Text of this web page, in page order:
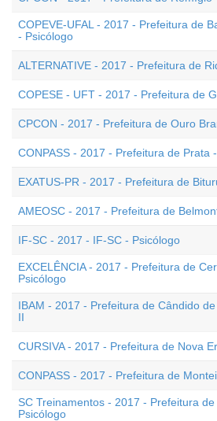
COPEVE-UFAL - 2017 - Prefeitura de
- Psicólogo
ALTERNATIVE - 2017 - Prefeitura de
COPESE - UFT - 2017 - Prefeitura de
CPCON - 2017 - Prefeitura de Ouro
CONPASS - 2017 - Prefeitura de Prata
EXATUS-PR - 2017 - Prefeitura de
AMEOSC - 2017 - Prefeitura de
IF-SC - 2017 - IF-SC - Psicólogo
EXCELÊNCIA - 2017 - Prefeitura de
Psicólogo
IBAM - 2017 - Prefeitura de Cândido
II
CURSIVA - 2017 - Prefeitura de Nova
CONPASS - 2017 - Prefeitura de
SC Treinamentos - 2017 - Prefeitura
Psicólogo